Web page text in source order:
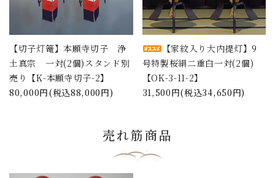
【切子灯篭】本願寺切子 浄
土真宗 一対(2個)スタンド別
売り【K-本願寺切子-2】
80,000円(税込88,000円)
【家紋入り大内提灯】9
号特製桜絹二重白一対(2個)
【OK-3-11-2】
31,500円(税込34,650円)
売れ筋商品